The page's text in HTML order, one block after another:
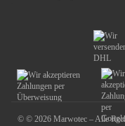
© © 2026 Marwotec – Alle